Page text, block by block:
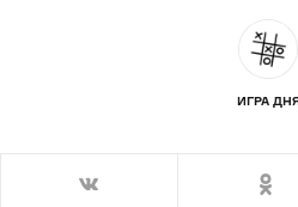
ИГРА